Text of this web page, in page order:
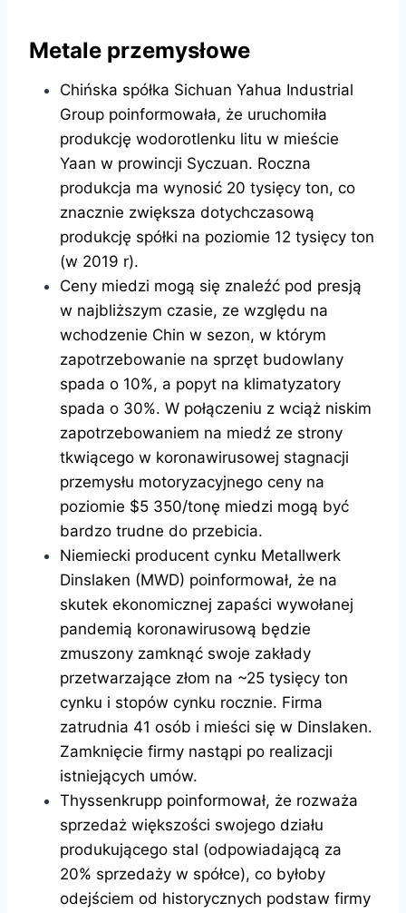
Metale przemysłowe
Chińska spółka Sichuan Yahua Industrial
Group poinformowała, że uruchomiła
produkcję wodorotlenku litu w mieście
Yaan w prowincji Syczuan. Roczna
produkcja ma wynosić 20 tysięcy ton, co
znacznie zwiększa dotychczasową
produkcję spółki na poziomie 12 tysięcy ton
(w 2019 r).
Ceny miedzi mogą się znaleźć pod presją
w najbliższym czasie, ze względu na
wchodzenie Chin w sezon, w którym
zapotrzebowanie na sprzęt budowlany
spada o 10%, a popyt na klimatyzatory
spada o 30%. W połączeniu z wciąż niskim
zapotrzebowaniem na miedź ze strony
tkwiącego w koronawirusowej stagnacji
przemysłu motoryzacyjnego ceny na
poziomie $5 350/tonę miedzi mogą być
bardzo trudne do przebicia.
Niemiecki producent cynku Metallwerk
Dinslaken (MWD) poinformował, że na
skutek ekonomicznej zapaści wywołanej
pandemią koronawirusową będzie
zmuszony zamknąć swoje zakłady
przetwarzające złom na ~25 tysięcy ton
cynku i stopów cynku rocznie. Firma
zatrudnia 41 osób i mieści się w Dinslaken.
Zamknięcie firmy nastąpi po realizacji
istniejących umów.
Thyssenkrupp poinformował, że rozważa
sprzedaż większości swojego działu
produkującego stal (odpowiadającą za
20% sprzedaży w spółce), co byłoby
odejściem od historycznych podstaw firmy